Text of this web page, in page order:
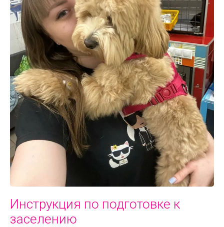
Инструкция по подготовке к
заселению